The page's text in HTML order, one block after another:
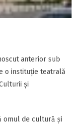
anterior sub
o instituție teatrală
și
omul de cultură și